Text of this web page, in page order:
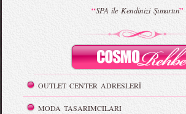
“SPA ile Kendinizi Şımartın”
OUTLET CENTER ADRESLERİ
MODA TASARIMCILARI